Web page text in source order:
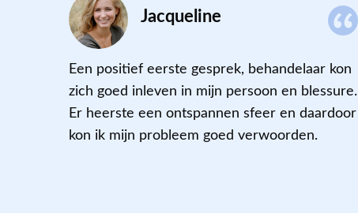
Jacqueline
Een positief eerste gesprek, behandelaar kon
zich goed inleven in mijn persoon en blessure.
Er heerste een ontspannen sfeer en daardoor
kon ik mijn probleem goed verwoorden.